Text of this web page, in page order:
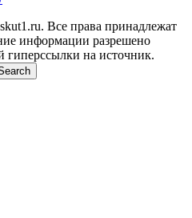
Все права принадлежат
информации разрешено
гиперссылки на источник.